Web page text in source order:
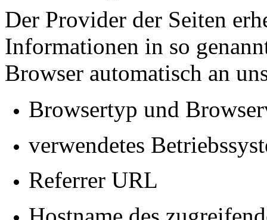
Der Provider der Seiten
Informationen in so
Browser automatisch an
Browsertyp und
verwendetes
Referrer URL